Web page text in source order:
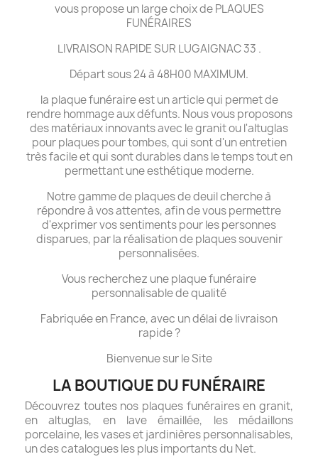
vous propose un large choix de PLAQUES
FUNÉRAIRES
LIVRAISON RAPIDE SUR LUGAIGNAC 33 .
Départ sous 24 à 48H00 MAXIMUM.
la plaque funéraire est un article qui permet de
rendre hommage aux défunts. Nous vous proposons
des matériaux innovants avec le granit ou l'altuglas
pour plaques pour tombes, qui sont d'un entretien
très facile et qui sont durables dans le temps tout en
permettant une esthétique moderne.
Notre gamme de plaques de deuil cherche à
répondre à vos attentes, afin de vous permettre
d'exprimer vos sentiments pour les personnes
disparues, par la réalisation de plaques souvenir
personnalisées.
Vous recherchez une plaque funéraire
personnalisable de qualité
Fabriquée en France, avec un délai de livraison
rapide ?
Bienvenue sur le Site
LA BOUTIQUE DU FUNÉRAIRE
Découvrez toutes nos plaques funéraires en granit,
en altuglas, en lave émaillée, les médaillons
porcelaine, les vases et jardinières personnalisables,
un des catalogues les plus importants du Net.